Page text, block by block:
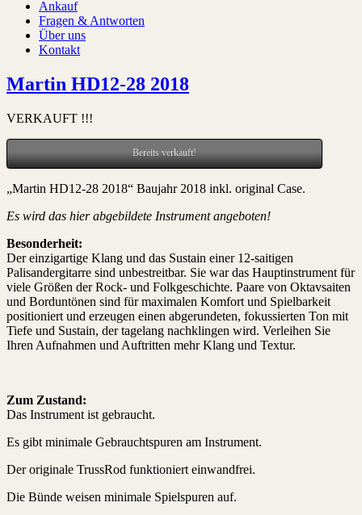
Ankauf
Fragen & Antworten
Über uns
Kontakt
Martin HD12-28 2018
VERKAUFT !!!
Bereits verkauft!
„Martin HD12-28 2018“ Baujahr 2018 inkl. original Case.
Es wird das hier abgebildete Instrument angeboten!
Besonderheit:
Der einzigartige Klang und das Sustain einer 12-saitigen
Palisandergitarre sind unbestreitbar. Sie war das Hauptinstrument für
viele Größen der Rock- und Folkgeschichte. Paare von Oktavsaiten
und Borduntönen sind für maximalen Komfort und Spielbarkeit
positioniert und erzeugen einen abgerundeten, fokussierten Ton mit
Tiefe und Sustain, der tagelang nachklingen wird. Verleihen Sie
Ihren Aufnahmen und Auftritten mehr Klang und Textur.
Zum Zustand:
Das Instrument ist gebraucht.
Es gibt minimale Gebrauchtspuren am Instrument.
Der originale TrussRod funktioniert einwandfrei.
Die Bünde weisen minimale Spielspuren auf.